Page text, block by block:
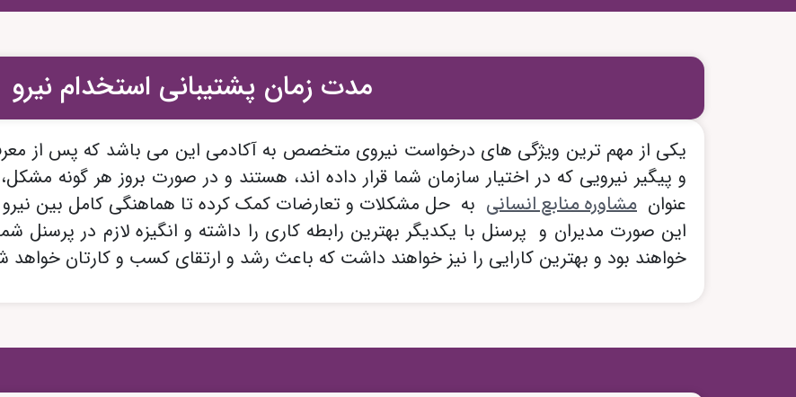
هرجا رزومه میفرستی کار خوب پیدا نمی کنی؟
اینکه نگرانی نداره؛ همین الان رزومه ات را برای آکادمی ارغوان مریدی ارسال کن.
ارسال رزومه کاری
مدت زمان پشتیبانی استخدام نیرو
یکی از مهم ترین ویژگی های درخواست نیروی متخصص به آکادمی این می باشد که پس از
و پیگیر نیرویی که در اختیار سازمان شما قرار داده اند، هستند و در صورت بروز هر گونه
عنوان مشاوره منابع انسانی به حل مشکلات و تعارضات کمک کرده تا هماهنگی کامل بین
این صورت مدیران و پرسنل با یکدیگر بهترین رابطه کاری را داشته و انگیزه لازم در پرسنل
خواهند بود و بهترین کارایی را نیز خواهند داشت که باعث رشد و ارتقای کسب و کارتان خواهد